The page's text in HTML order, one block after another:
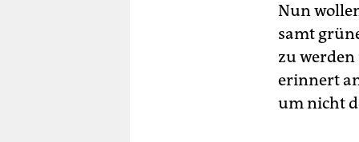
Nun
samt
zu werden
erinnert
um nicht